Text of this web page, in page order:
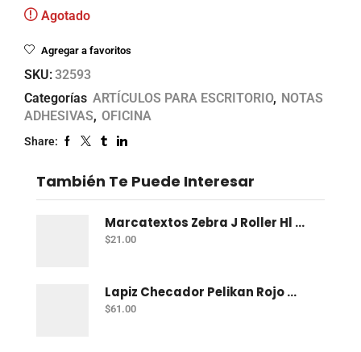
Agotado
Agregar a favoritos
SKU:32593
Categorías ARTÍCULOS PARA ESCRITORIO, NOTAS
ADHESIVAS, OFICINA
Share:
También Te Puede Interesar
Marcatextos Zebra J Roller Hl 2 Puntas Rosa
$21.00
Lapiz Checador Pelikan Rojo Carmin C/10
$61.00